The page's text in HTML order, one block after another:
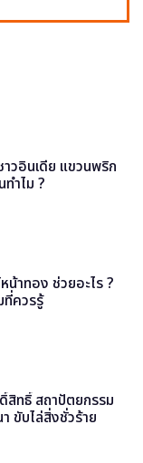
วอินเดีย แขวนพริก
ทำไม ?
าทอง ช่วยอะไร ?
ที่ควรรู้
ทธิ์ สถาปัตยกรรม
ขับไล่สิ่งชั่วร้าย